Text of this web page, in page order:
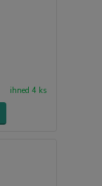
ihned 4 ks